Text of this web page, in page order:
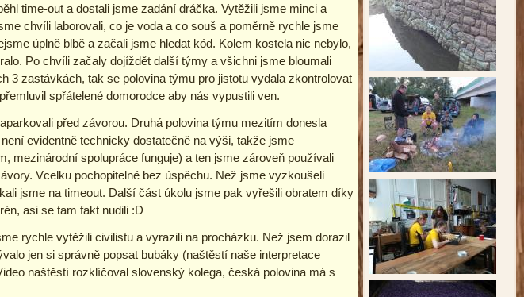
time-out a dostali jsme zadání dráčka. Vytěžili jsme minci a
chvíli laborovali, co je voda a co souš a poměrně rychle jsme
úplně blbě a začali jsme hledat kód. Kolem kostela nic nebylo,
Po chvíli začaly dojíždět další týmy a všichni jsme bloumali
3 zastávkách, tak se polovina týmu pro jistotu vydala zkontrolovat
spřátelené domorodce aby nás vypustili ven.
před závorou. Druhá polovina týmu mezitím donesla
evidentně technicky dostatečně na výši, takže jsme
mezinárodní spolupráce funguje) a ten jsme zároveň používali
Vcelku pochopitelné bez úspěchu. Než jsme vyzkoušeli
jsme na timeout. Další část úkolu jsme pak vyřešili obratem díky
asi se tam fakt nudili :D
rychle vytěžili civilistu a vyrazili na procházku. Než jsem dorazil
jen si správně popsat bubáky (naštěstí naše interpretace
naštěstí rozklíčoval slovenský kolega, česká polovina má s